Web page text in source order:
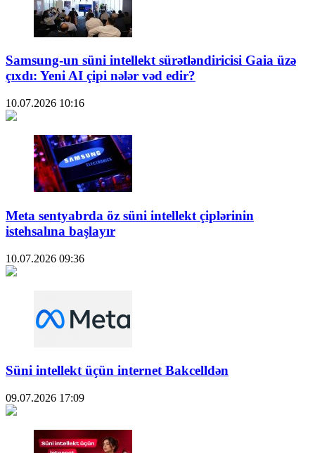
Samsung-un süni intellekt sürətləndiricisi Gaia üzə
çıxdı: Yeni AI çipi nələr vəd edir?
10.07.2026 10:16
Meta sentyabrda öz süni intellekt çiplərinin
istehsalına başlayır
10.07.2026 09:36
Süni intellekt üçün internet Bakcelldən
09.07.2026 17:09